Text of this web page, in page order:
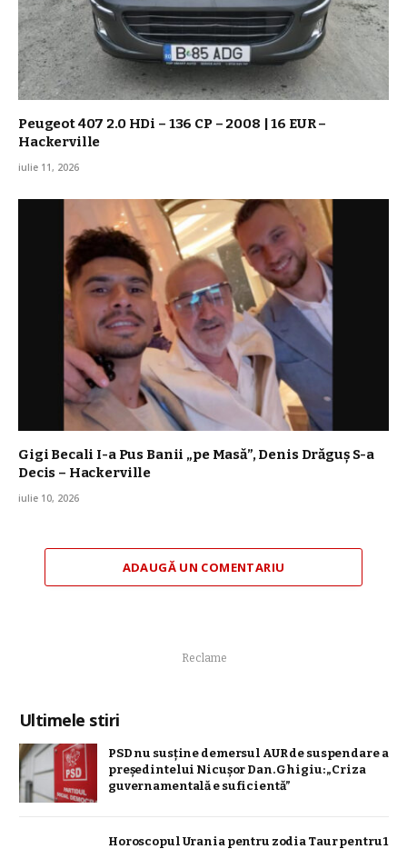
Peugeot 407 2.0 HDi – 136 CP – 2008 | 16 EUR –
Hackerville
iulie 11, 2026
Gigi Becali I-a Pus Banii „pe Masă”, Denis Drăguș S-a
Decis – Hackerville
iulie 10, 2026
ADAUGĂ UN COMENTARIU
Reclame
Ultimele stiri
PSD nu susține demersul AUR de suspendare a
președintelui Nicușor Dan. Ghigiu: „Criza
guvernamentală e suficientă”
Horoscopul Urania pentru zodia Taur pentru 1